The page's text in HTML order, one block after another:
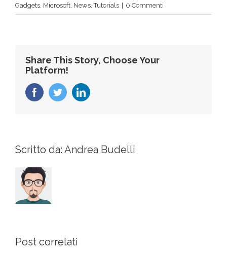
Gadgets, Microsoft, News,Tutorials 0 Commenti
Share This Story, Choose Your
Platform!
FacebookTwitterLinkedIn
Scritto da: Andrea Budelli
Post correlati